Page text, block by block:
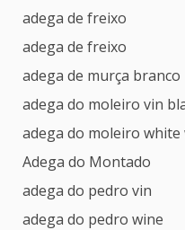
adega de freixo
adega de freixo
adega de murça branco
adega do moleiro vin
adega do moleiro white
Adega do Montado
adega do pedro vin
adega do pedro wine